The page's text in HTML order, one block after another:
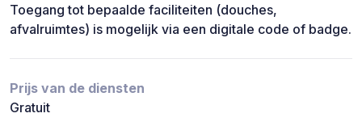
Toegang tot bepaalde faciliteiten (douches,
afvalruimtes) is mogelijk via een digitale code of badge.
Prijs van de diensten
Gratuit